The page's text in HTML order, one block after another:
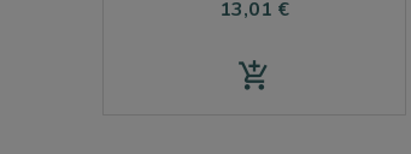
Prezzo
13,01 €
add_shopping_cart